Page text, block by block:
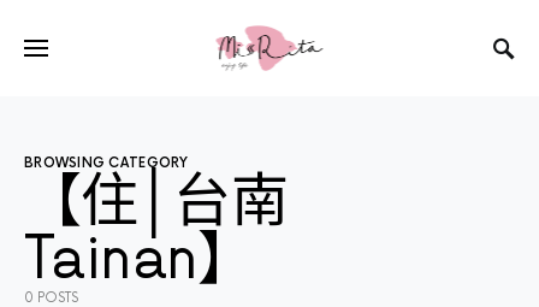
BROWSING CATEGORY
【住│台南
Tainan】
0 POSTS